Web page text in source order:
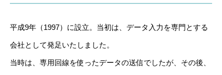
平成9年（1997）に設立。当初は、データ入力を専門とする
会社として発足いたしました。
当時は、専用回線を使ったデータの送信でしたが、その後、